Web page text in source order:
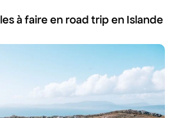
à faire en road trip en Islande